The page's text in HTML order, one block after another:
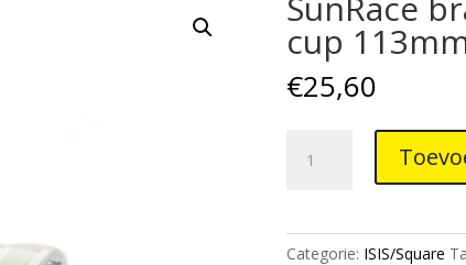
cup
€25,60
bracketas
Categorie: ISIS/Square